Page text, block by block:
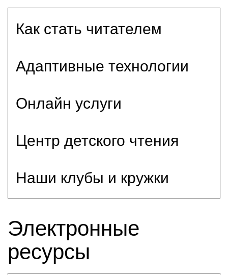
Как стать читателем
Адаптивные технологии
Онлайн услуги
Центр детского чтения
Наши клубы и кружки
Электронные
ресурсы